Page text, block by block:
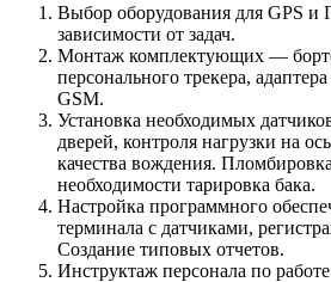
Выбор оборудования для GPS
зависимости от задач.
Монтаж комплектующих —
персонального трекера,
GSM.
Установка необходимых
дверей, контроля нагрузки на
качества вождения.
необходимости тарировка бака.
Настройка программного
терминала с датчиками,
Создание типовых отчетов.
Инструктаж персонала по